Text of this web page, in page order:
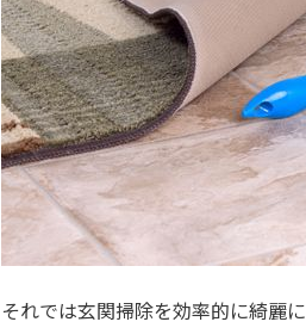
それでは玄関掃除を効率的に綺麗